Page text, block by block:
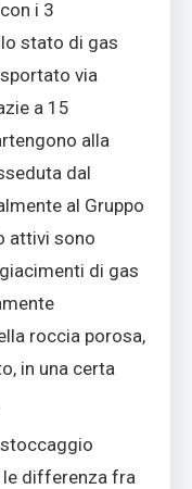
i 3
stato di gas
via
a 15
alla
dal
al Gruppo
attivi sono
di gas
roccia porosa,
in una certa
differenza fra